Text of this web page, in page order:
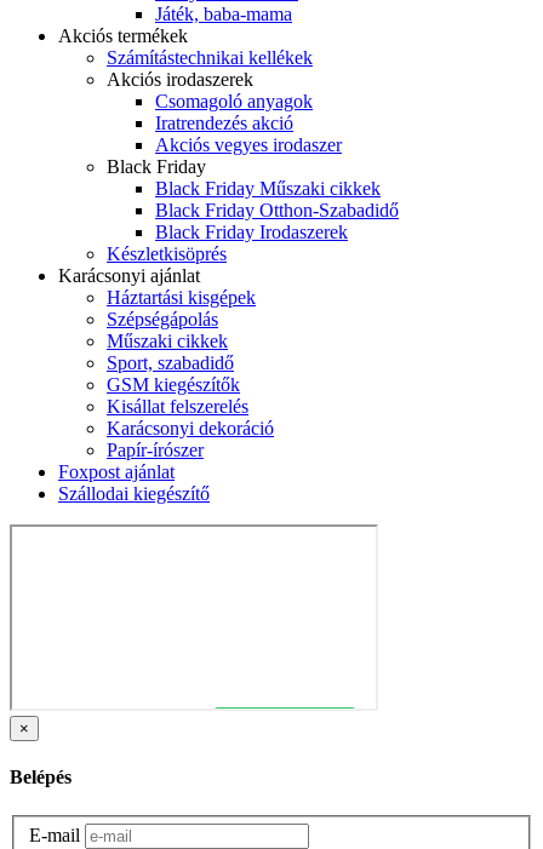
Játék, baba-mama
Akciós termékek
Számítástechnikai kellékek
Akciós irodaszerek
Csomagoló anyagok
Iratrendezés akció
Akciós vegyes irodaszer
Black Friday
Black Friday Műszaki cikkek
Black Friday Otthon-Szabadidő
Black Friday Irodaszerek
Készletkisöprés
Karácsonyi ajánlat
Háztartási kisgépek
Szépségápolás
Műszaki cikkek
Sport, szabadidő
GSM kiegészítők
Kisállat felszerelés
Karácsonyi dekoráció
Papír-írószer
Foxpost ajánlat
Szállodai kiegészítő
×
Belépés
E-mail